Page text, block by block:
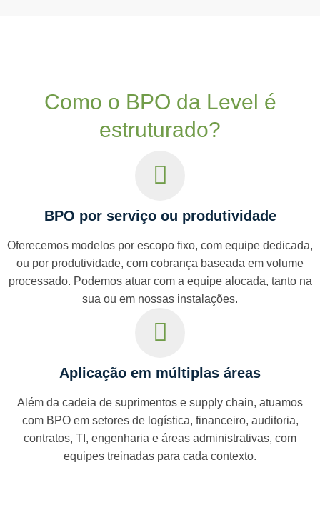
Como o BPO da Level é
estruturado?
BPO por serviço ou produtividade
Oferecemos modelos por escopo fixo, com equipe dedicada,
ou por produtividade, com cobrança baseada em volume
processado. Podemos atuar com a equipe alocada, tanto na
sua ou em nossas instalações.
Aplicação em múltiplas áreas
Além da cadeia de suprimentos e supply chain, atuamos
com BPO em setores de logística, financeiro, auditoria,
contratos, TI, engenharia e áreas administrativas, com
equipes treinadas para cada contexto.